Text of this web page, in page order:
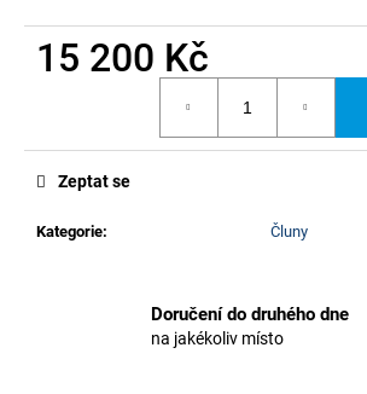
15 200 Kč
Kategorie: Čluny
Zeptat se
Doručení do druhého dne
na jakékoliv místo